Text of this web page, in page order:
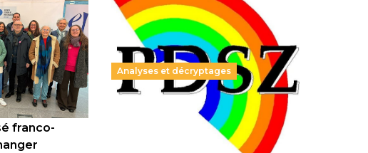
ensemble :
franco-
Analyses et décryptages
Hongrie : du changement pour
les politiques éducatives, aussi !